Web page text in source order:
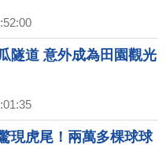
隧道 意外成為田園觀光
現虎尾！兩萬多棵球球